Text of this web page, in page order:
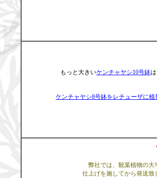
もっと大きいケンチャヤシ10号鉢
ケンチャヤシ8号鉢をレチューザに植
弊社では、観葉植物の大
仕上げを施してから発送致